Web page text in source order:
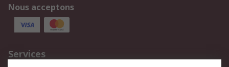
Nous acceptons
Services